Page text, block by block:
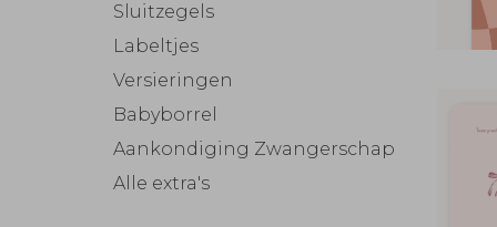
Sluitzegels
Labeltjes
Versieringen
Babyborrel
Aankondiging Zwangerschap
Alle extra's